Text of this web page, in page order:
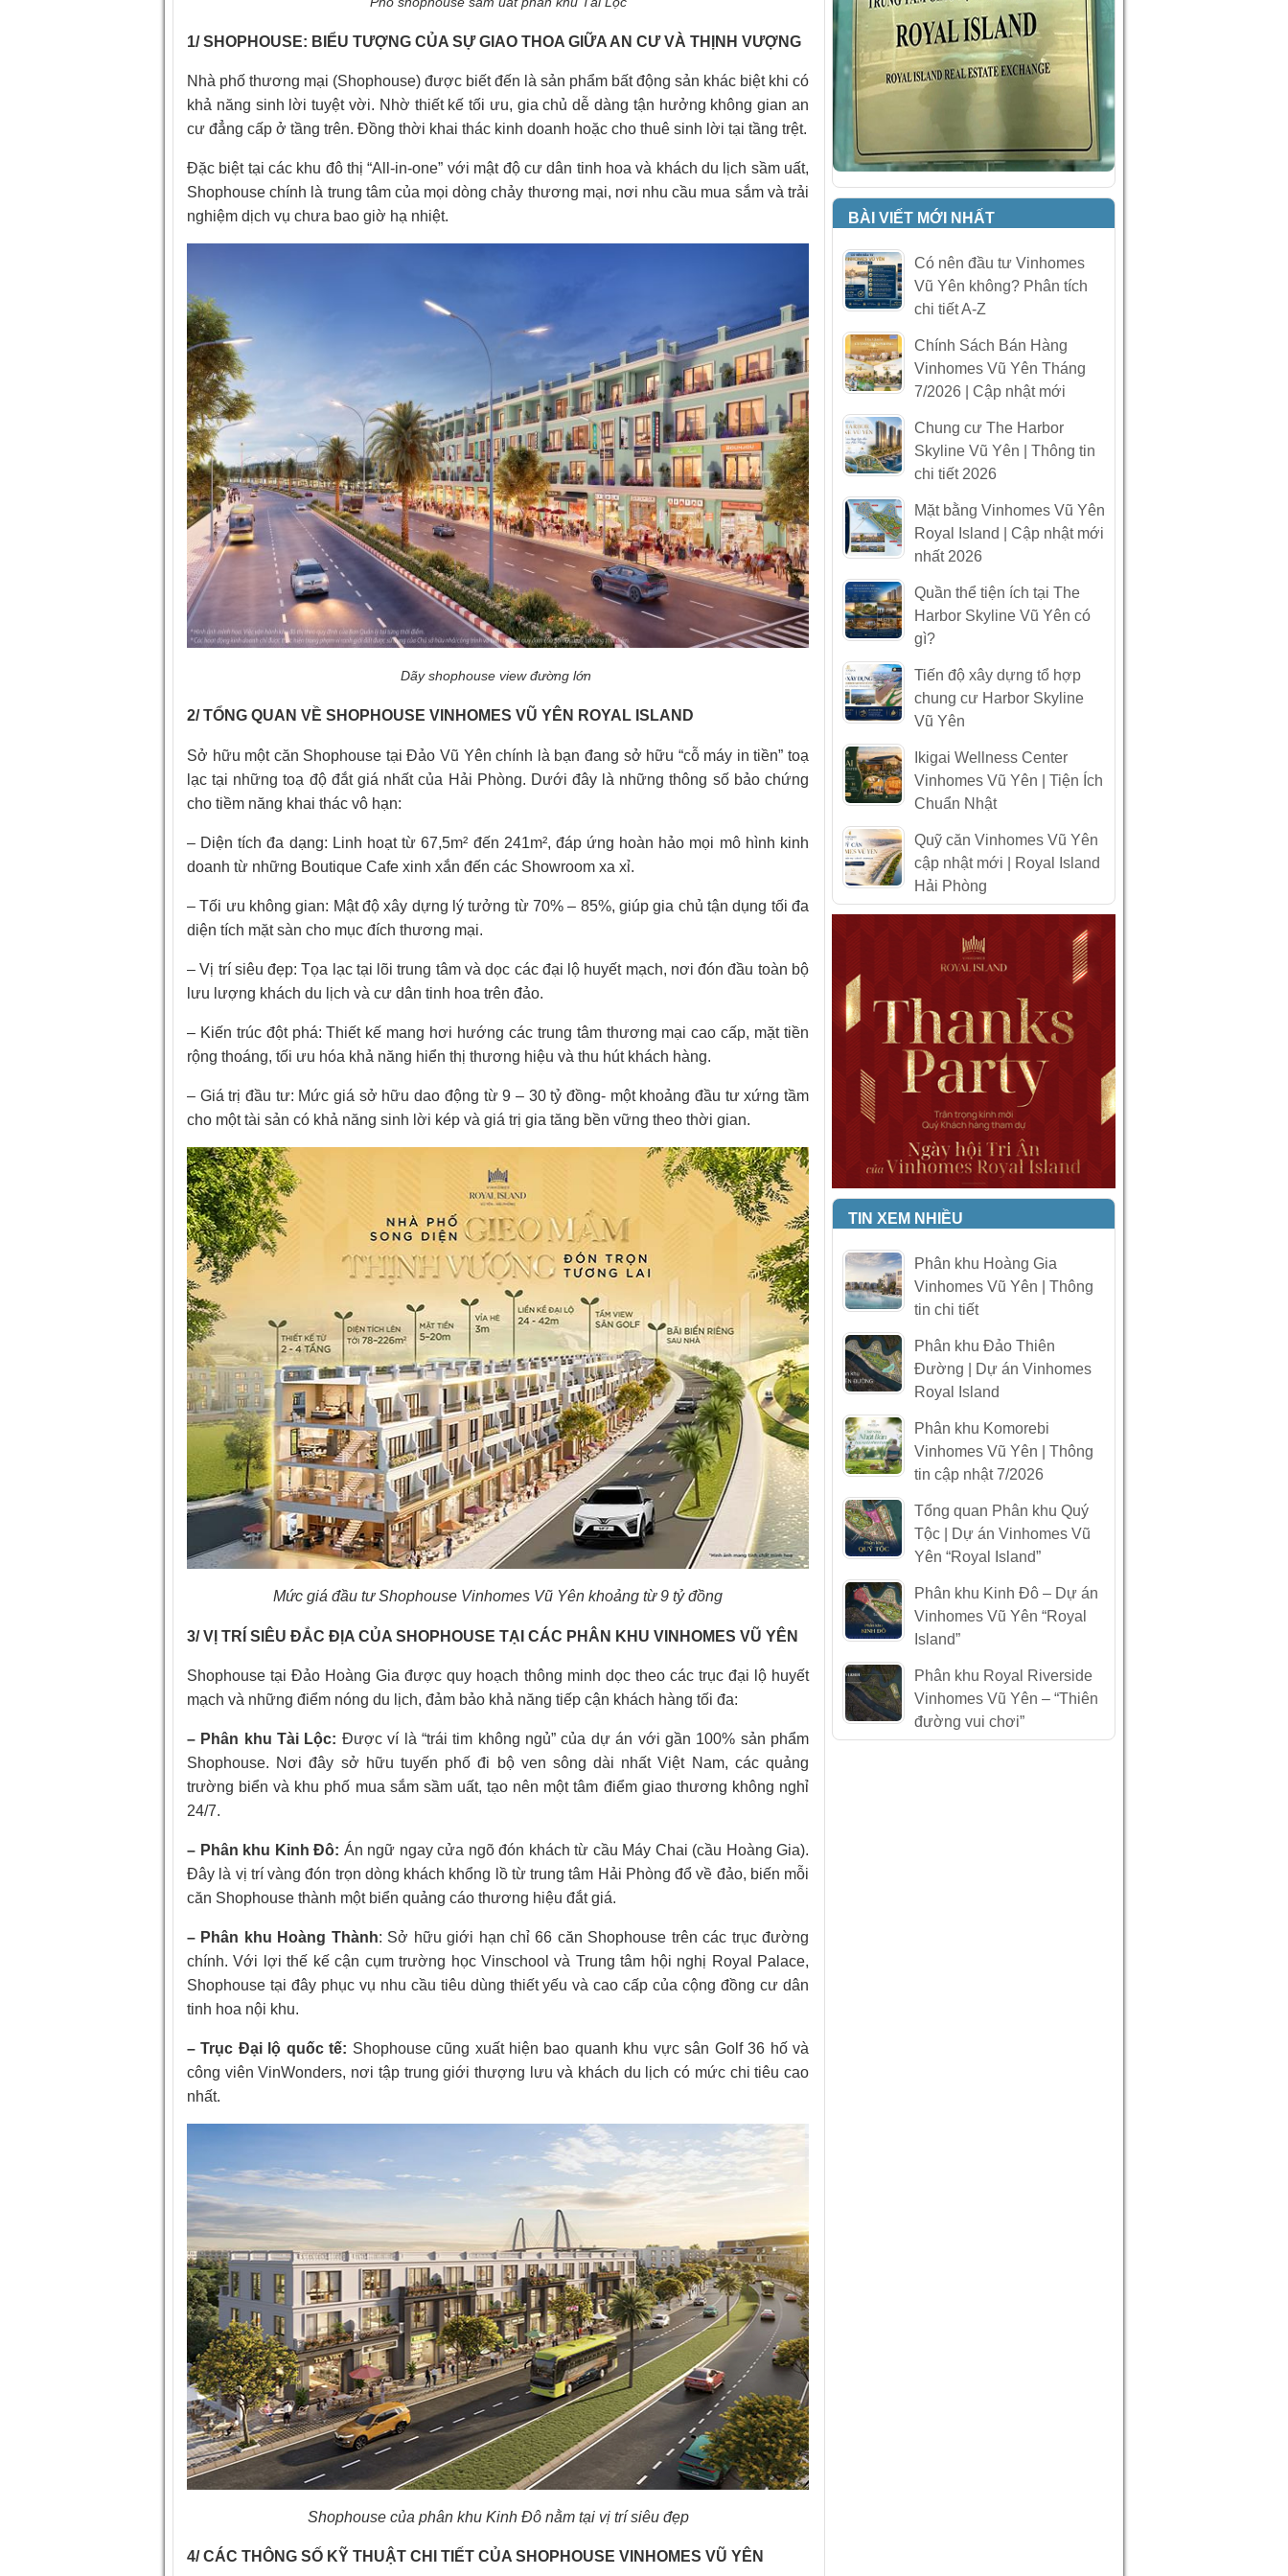
1/SHOPHOUSE: BIỂU TƯỢNG CỦA SỰ GIAO THOA GIỮA AN CƯ VÀ THỊNH VƯỢNG
Nhà phố thương mại (Shophouse) được biết đến là sản phẩm bất động sản khác biệt khi có
khả năng sinh lời tuyệt vời. Nhờ thiết kế tối ưu, gia chủ dễ dàng tận hưởng không gian an
cư đẳng cấp ở tầng trên. Đồng thời khai thác kinh doanh hoặc cho thuê sinh lời tại tầng trệt.
Đặc biệt tại các khu đô thị “All-in-one” với mật độ cư dân tinh hoa và khách du lịch sầm uất,
Shophouse chính là trung tâm của mọi dòng chảy thương mại, nơi nhu cầu mua sắm và trải
nghiệm dịch vụ chưa bao giờ hạ nhiệt.
Dãy shophouse view đường lớn
2/TỔNG QUAN VỀ SHOPHOUSE VINHOMES VŨ YÊN ROYAL ISLAND
Sở hữu một căn Shophouse tại Đảo Vũ Yên chính là bạn đang sở hữu “cỗ máy in tiền” toạ
lạc tại những toạ độ đắt giá nhất của Hải Phòng. Dưới đây là những thông số bảo chứng
cho tiềm năng khai thác vô hạn:
– Diện tích đa dạng: Linh hoạt từ 67,5m² đến 241m², đáp ứng hoàn hảo mọi mô hình kinh
doanh từ những Boutique Cafe xinh xắn đến các Showroom xa xỉ.
– Tối ưu không gian: Mật độ xây dựng lý tưởng từ 70% – 85%, giúp gia chủ tận dụng tối đa
diện tích mặt sàn cho mục đích thương mại.
– Vị trí siêu đẹp: Tọa lạc tại lõi trung tâm và dọc các đại lộ huyết mạch, nơi đón đầu toàn bộ
lưu lượng khách du lịch và cư dân tinh hoa trên đảo.
– Kiến trúc đột phá: Thiết kế mang hơi hướng các trung tâm thương mại cao cấp, mặt tiền
rộng thoáng, tối ưu hóa khả năng hiển thị thương hiệu và thu hút khách hàng.
– Giá trị đầu tư: Mức giá sở hữu dao động từ 9 – 30 tỷ đồng- một khoảng đầu tư xứng tầm
cho một tài sản có khả năng sinh lời kép và giá trị gia tăng bền vững theo thời gian.
Mức giá đầu tư Shophouse Vinhomes Vũ Yên khoảng từ 9 tỷ đồng
3/ VỊ TRÍ SIÊU ĐẮC ĐỊA CỦA SHOPHOUSE TẠI CÁC PHÂN KHU VINHOMES VŨ YÊN
Shophouse tại Đảo Hoàng Gia được quy hoạch thông minh dọc theo các trục đại lộ huyết
mạch và những điểm nóng du lịch, đảm bảo khả năng tiếp cận khách hàng tối đa:
– Phân khu Tài Lộc: Được ví là “trái tim không ngủ” của dự án với gần 100% sản phẩm
Shophouse. Nơi đây sở hữu tuyến phố đi bộ ven sông dài nhất Việt Nam, các quảng
trường biển và khu phố mua sắm sầm uất, tạo nên một tâm điểm giao thương không nghỉ
24/7.
– Phân khu Kinh Đô: Án ngữ ngay cửa ngõ đón khách từ cầu Máy Chai (cầu Hoàng Gia).
Đây là vị trí vàng đón trọn dòng khách khổng lồ từ trung tâm Hải Phòng đổ về đảo, biến mỗi
căn Shophouse thành một biển quảng cáo thương hiệu đắt giá.
– Phân khu Hoàng Thành: Sở hữu giới hạn chỉ 66 căn Shophouse trên các trục đường
chính. Với lợi thế kế cận cụm trường học Vinschool và Trung tâm hội nghị Royal Palace,
Shophouse tại đây phục vụ nhu cầu tiêu dùng thiết yếu và cao cấp của cộng đồng cư dân
tinh hoa nội khu.
– Trục Đại lộ quốc tế: Shophouse cũng xuất hiện bao quanh khu vực sân Golf 36 hố và
công viên VinWonders, nơi tập trung giới thượng lưu và khách du lịch có mức chi tiêu cao
nhất.
Shophouse của phân khu Kinh Đô nằm tại vị trí siêu đẹp
4/ CÁC THÔNG SỐ KỸ THUẬT CHI TIẾT CỦA SHOPHOUSE VINHOMES VŨ YÊN
BÀI VIẾT MỚI NHẤT
Có nên đầu tư Vinhomes
Vũ Yên không? Phân tích
chi tiết A-Z
Chính Sách Bán Hàng
Vinhomes Vũ Yên Tháng
7/2026 | Cập nhật mới
Chung cư The Harbor
Skyline Vũ Yên | Thông tin
chi tiết 2026
Mặt bằng Vinhomes Vũ Yên
Royal Island | Cập nhật mới
nhất 2026
Quần thể tiện ích tại The
Harbor Skyline Vũ Yên có
gì?
Tiến độ xây dựng tổ hợp
chung cư Harbor Skyline
Vũ Yên
Ikigai Wellness Center
Vinhomes Vũ Yên | Tiện Ích
Chuẩn Nhật
Quỹ căn Vinhomes Vũ Yên
cập nhật mới | Royal Island
Hải Phòng
TIN XEM NHIỀU
Phân khu Hoàng Gia
Vinhomes Vũ Yên | Thông
tin chi tiết
Phân khu Đảo Thiên
Đường | Dự án Vinhomes
Royal Island
Phân khu Komorebi
Vinhomes Vũ Yên | Thông
tin cập nhật 7/2026
Tổng quan Phân khu Quý
Tộc | Dự án Vinhomes Vũ
Yên “Royal Island”
Phân khu Kinh Đô – Dự án
Vinhomes Vũ Yên “Royal
Island”
Phân khu Royal Riverside
Vinhomes Vũ Yên – “Thiên
đường vui chơi”